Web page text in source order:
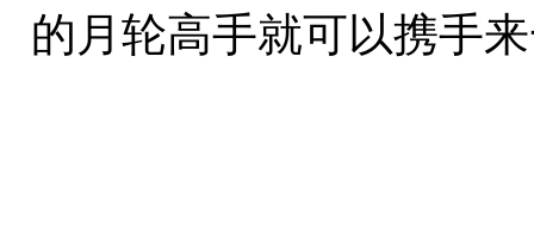
的月轮高手就可以携手